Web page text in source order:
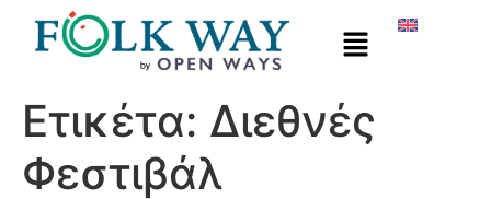
Ετικέτα: Διεθνές
Φεστιβάλ